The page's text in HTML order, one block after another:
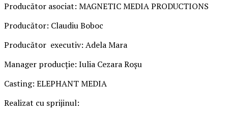
Producător asociat: MAGNETIC MEDIA PRODUCTIONS
Producător: Claudiu Boboc
Producător executiv: Adela Mara
Manager producție: Iulia Cezara Roșu
Casting: ELEPHANT MEDIA
Realizat cu sprijinul: